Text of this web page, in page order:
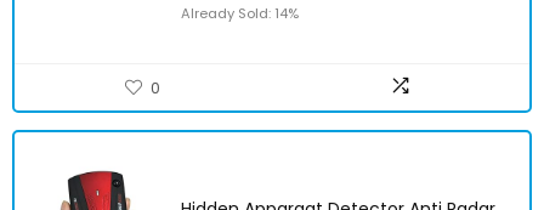
Already Sold: 14%
0